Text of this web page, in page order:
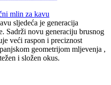
mlin za kavu
sljedeća je generacija
Sadrži novu generaciju brusnog
veći raspon i preciznost
geometrijom mljevenja ,
i složen okus.